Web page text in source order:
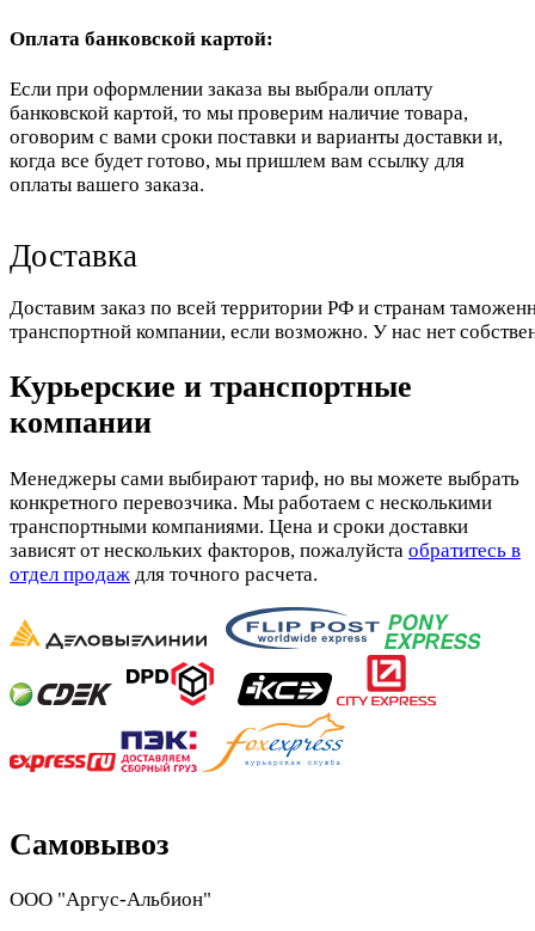
Оплата банковской картой:
Если при оформлении заказа вы выбрали оплату
банковской картой, то мы проверим наличие товара,
оговорим с вами сроки поставки и варианты доставки и,
когда все будет готово, мы пришлем вам ссылку для
оплаты вашего заказа.
Доставка
Доставим заказ по всей территории РФ и странам
транспортной компании, если возможно. У нас нет
Курьерские и транспортные
компании
Менеджеры сами выбирают тариф, но вы можете выбрать
конкретного перевозчика. Мы работаем с несколькими
транспортными компаниями. Цена и сроки доставки
зависят от нескольких факторов, пожалуйста обратитесь в
отдел продаж для точного расчета.
Самовывоз
ООО "Аргус-Альбион"